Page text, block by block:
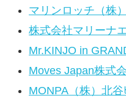
マリンロッチ（株）
株式会社マリーナ
Mr.KINJO in
Moves Japan株式
MONPA（株）北谷